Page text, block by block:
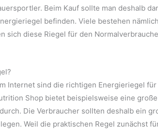
Beim Kauf sollte man deshalb
befinden. Viele bestehen
sich diese Riegel für den
Internet sind die richtigen Energieriegel
Shop bietet beispielsweise eine
Die Verbraucher sollten deshalb ein
Weil die praktischen Regel zunächst